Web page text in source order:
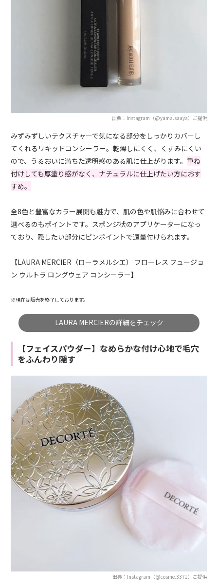
出典：Instagram（@yama.saaya）ご提供
みずみずしいテクスチャーで気になる部分をしっかりカバーし
てくれるリキッドコンシーラー。乾燥しにくく、くすみにくい
ので、うるおいに満ちた透明感のある肌に仕上がります。重ね
付けしても厚塗り感がなく、ナチュラルに仕上げたい方におす
すめ。
全8色と豊富なカラー展開も魅力で、肌の色や肌悩みに合わせて
選べるのもポイントです。スポンジ状のアプリケーターになっ
ており、隠したい部分にピンポイントで適量付けられます。
【LAURA MERCIER（ローラメルシエ） フローレス フュージョ
ン ウルトラ ロングウェア コンシーラー】
※現在は販売を終了しております。
LAURA MERCIERの詳細をチェック
【フェイスパウダー】なめらかな付け心地で毛穴
をふんわり隠す
出典：Instagram（@cosme.3371）ご提供